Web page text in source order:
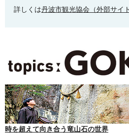
詳しくは丹波市観光協会（外部サイ
時を超えて向き合う竜山石の世界